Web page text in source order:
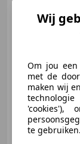
08/2020
140 kW (190
Wij
Om jou
met de
maken wij
'cookies'),
te gebruiken.